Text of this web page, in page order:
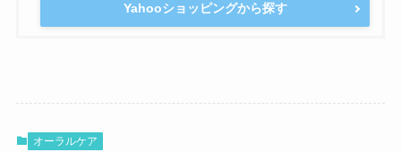
Yahooショッピングから探す
オーラルケア